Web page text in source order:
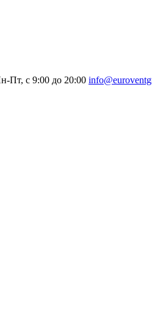
Пт, с 9:00 до 20:00